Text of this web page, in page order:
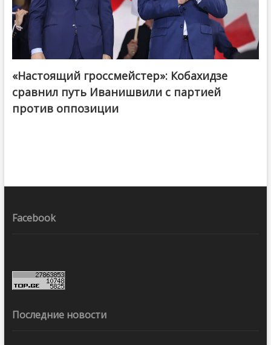
@ქართული ოცნება / Georgian Dream
«Настоящий гроссмейстер»: Кобахидзе
сравнил путь Иванишвили с партией
против оппозиции
Facebook
Последние новости